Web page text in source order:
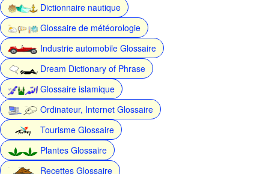
Dictionnaire nautique
Glossaire de météorologie
Industrie automobile Glossaire
Dream Dictionary of Phrase
Glossaire islamique
Ordinateur, Internet Glossaire
Tourisme Glossaire
Plantes Glossaire
Recettes Glossaire